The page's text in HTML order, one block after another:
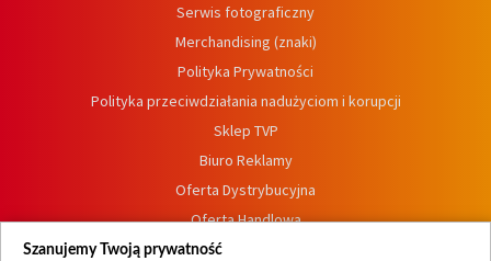
Serwis fotograficzny
Merchandising (znaki)
Polityka Prywatności
Polityka przeciwdziałania nadużyciom i korupcji
Sklep TVP
Biuro Reklamy
Oferta Dystrybucyjna
Oferta Handlowa
Dostępność
Szanujemy Twoją prywatność